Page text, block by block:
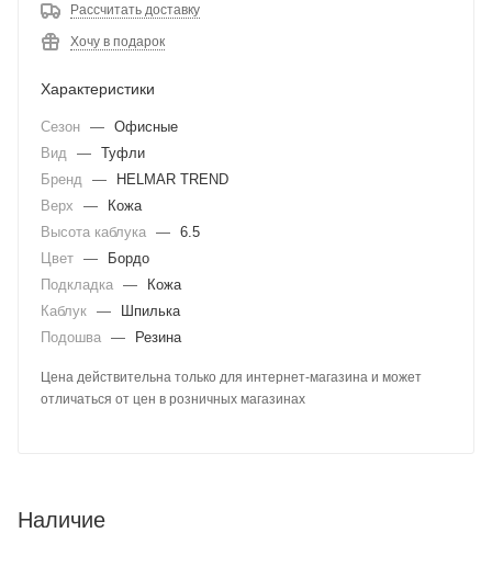
Рассчитать доставку
Хочу в подарок
Характеристики
Сезон — Офисные
Вид
— Туфли
Бренд
—
HELMAR TREND
Верх
—
Кожа
Высота каблука — 6.5
Цвет —
Бордо
Подкладка —
Кожа
Каблук —
Шпилька
Подошва — Резина
Цена действительна только для интернет-магазина и может
отличаться от цен в розничных магазинах
Наличие